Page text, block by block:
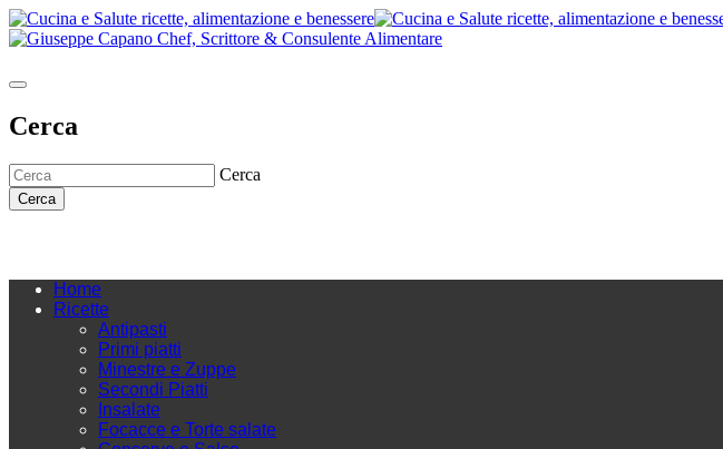
Cerca
Cerca
Cerca
Home
Ricette
Antipasti
Primi piatti
Minestre e Zuppe
Secondi Piatti
Insalate
Focacce e Torte salate